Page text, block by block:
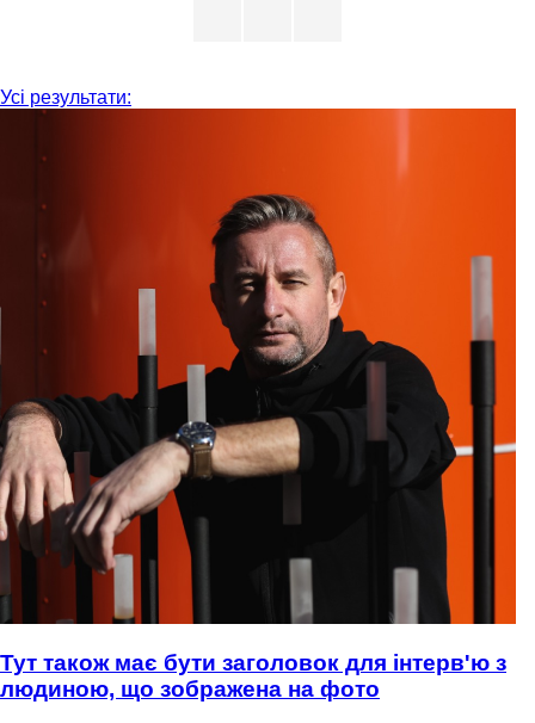
Усі результати:
Тут також має бути заголовок для інтерв'ю з
людиною, що зображена на фото